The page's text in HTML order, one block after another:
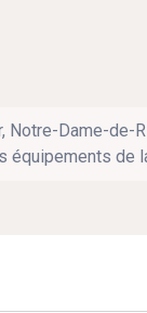
Dame-de-
équipements de